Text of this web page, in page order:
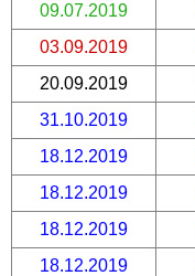
09.07.2019
03.09.2019
20.09.2019
31.10.2019
18.12.2019
18.12.2019
18.12.2019
18.12.2019